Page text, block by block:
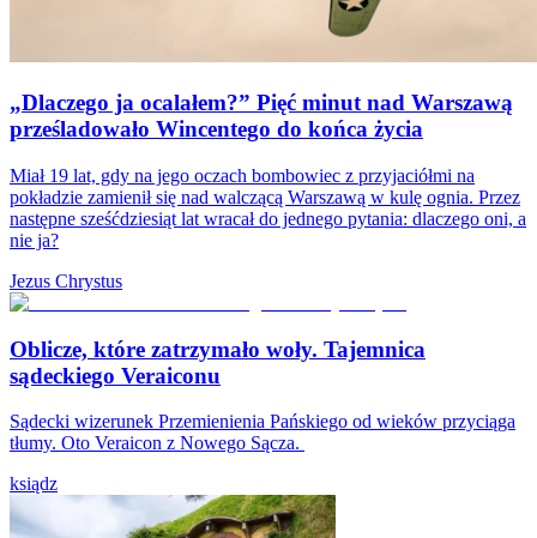
„Dlaczego ja ocalałem?” Pięć minut nad Warszawą
prześladowało Wincentego do końca życia
Miał 19 lat, gdy na jego oczach bombowiec z przyjaciółmi na
pokładzie zamienił się nad walczącą Warszawą w kulę ognia. Przez
następne sześćdziesiąt lat wracał do jednego pytania: dlaczego oni, a
nie ja?
Jezus Chrystus
Oblicze, które zatrzymało woły. Tajemnica
sądeckiego Veraiconu
Sądecki wizerunek Przemienienia Pańskiego od wieków przyciąga
tłumy. Oto Veraicon z Nowego Sącza.
ksiądz